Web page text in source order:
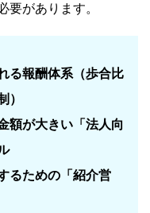
要があります。
る報酬体系（歩合比
）
額が大きい「法人向
るための「紹介営